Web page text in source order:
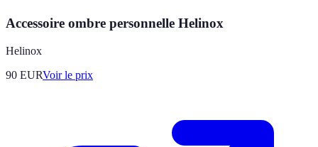
Accessoire ombre personnelle Helinox
Helinox
90 EURVoir le prix